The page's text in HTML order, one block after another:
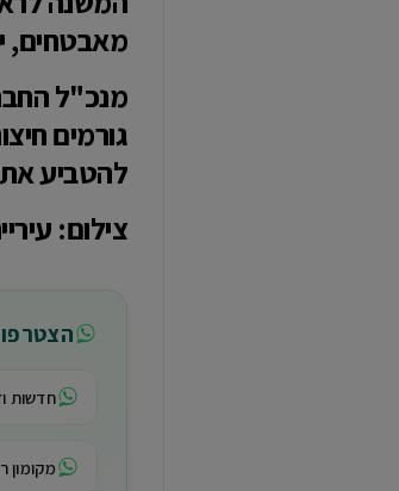
מאבטחים,
מנכ"ל
גורמים
להטביע
צילום:
חדשות
מקומון